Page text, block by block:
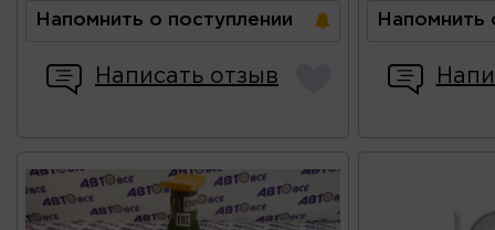
Напомнить о поступлении
Написать отзыв
Напомнить